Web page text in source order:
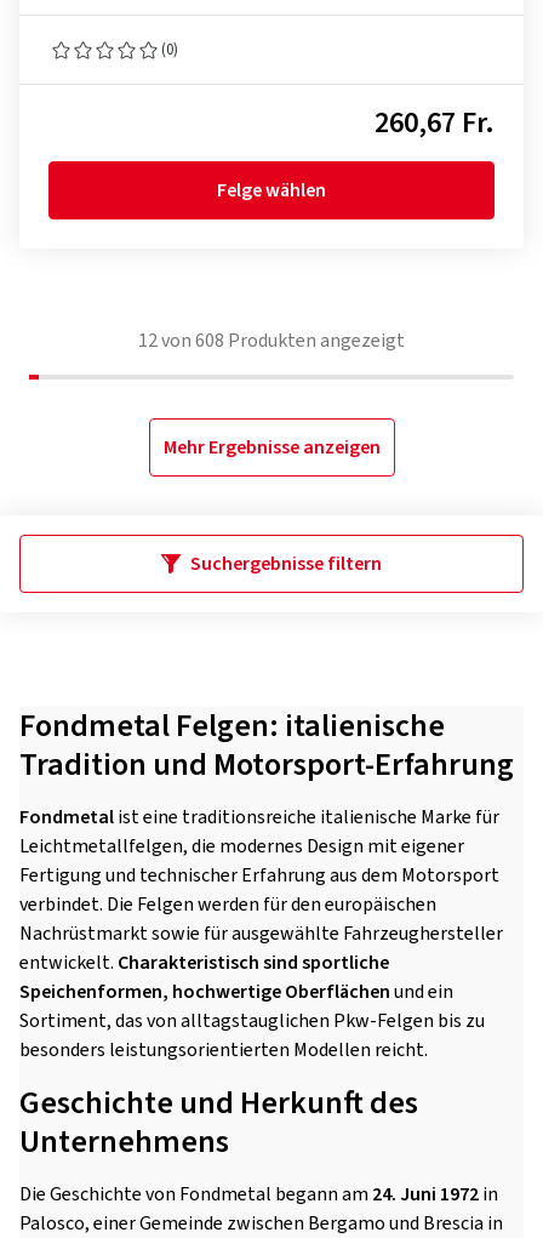
(0)
260,67 Fr.
Felge wählen
12von608 Produkten angezeigt
Mehr Ergebnisse anzeigen
Suchergebnisse filtern
Fondmetal Felgen: italienische
Tradition und Motorsport-Erfahrung
Fondmetalist eine traditionsreiche italienische Marke für
Leichtmetallfelgen, die modernes Design mit eigener
Fertigung und technischer Erfahrung aus dem Motorsport
verbindet. Die Felgen werden für den europäischen
Nachrüstmarkt sowie für ausgewählte Fahrzeughersteller
entwickelt. Charakteristisch sind sportliche
Speichenformen, hochwertige Oberflächenund ein
Sortiment, das von alltagstauglichen Pkw-Felgen bis zu
besonders leistungsorientierten Modellen reicht.
Geschichte und Herkunft des
Unternehmens
Die Geschichte von Fondmetal begann am 24. Juni 1972in
Palosco, einer Gemeinde zwischen Bergamo und Brescia in